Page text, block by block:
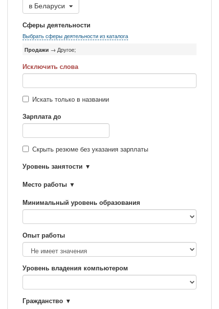
в Беларуси
Сферы деятельности
Выбрать сферы деятельности из каталога
Продажи → Другое;
Исключить слова
Искать только в названии
Зарплата до
Скрыть резюме без указания зарплаты
Уровень занятости
Место работы
Минимальный уровень образования
Опыт работы
Уровень владения компьютером
Гражданство